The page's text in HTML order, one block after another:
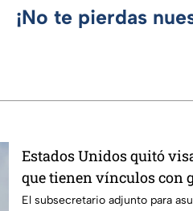
¡No te pierdas
Estados Unidos quitó
que tienen vínculos con
criminales
El subsecretario adjunto para